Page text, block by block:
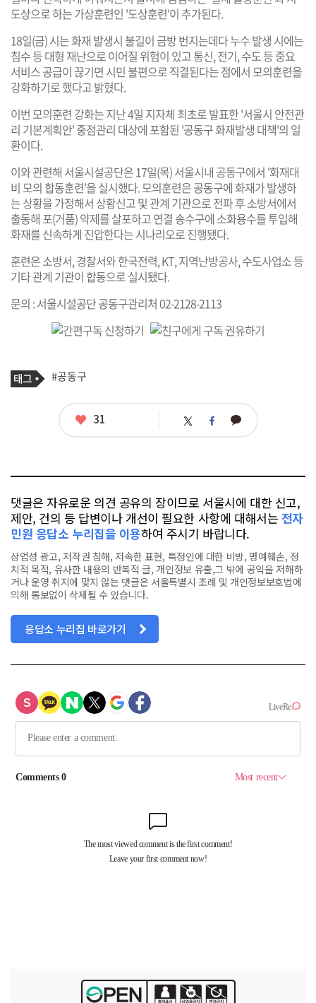
도상으로 하는 가상훈련인 '도상훈련'이 추가된다.
18일(금) 시는 화재 발생시 불길이 금방 번지는데다 누수 발생 시에는
침수 등 대형 재난으로 이어질 위험이 있고 통신, 전기, 수도 등 중요
서비스 공급이 끊기면 시민 불편으로 직결된다는 점에서 모의훈련을
강화하기로 했다고 밝혔다.
이번 모의훈련 강화는 지난 4일 지자체 최초로 발표한 '서울시 안전관
리 기본계획안' 중점관리 대상에 포함된 '공동구 화재발생 대책'의 일
환이다.
이와 관련해 서울시설공단은 17일(목) 서울시내 공동구에서 '화재대
비 모의 합동훈련'을 실시했다. 모의훈련은 공동구에 화재가 발생하
는 상황을 가정해서 상황신고 및 관계 기관으로 전파 후 소방서에서
출동해 포(거품) 약제를 살포하고 연결 송수구에 소화용수를 투입해
화재를 신속하게 진압한다는 시나리오로 진행됐다.
훈련은 소방서, 경찰서와 한국전력, KT, 지역난방공사, 수도사업소 등
기타 관계 기관이 합동으로 실시됐다.
문의 : 서울시설공단 공동구관리처 02-2128-2113
기
사
태
그
#공동구
좋
31 트 페 카
댓글은 자유로운 의견 공유의 장이므로 서울시에 대한 신고,
제안, 건의 등 답변이나 개선이 필요한 사항에 대해서는 전자
민원 응답소 누리집을 이용하여 주시기 바랍니다.
상업성 광고, 저작권 침해, 저속한 표현, 특정인에 대한 비방, 명예훼손, 정
치적 목적, 유사한 내용의 반복적 글, 개인정보 유출,그 밖에 공익을 저해하
거나 운영 취지에 맞지 않는 댓글은 서울특별시 조례 및 개인정보보호법에
의해 통보없이 삭제될 수 있습니다.
응답소 누리집 바로가기